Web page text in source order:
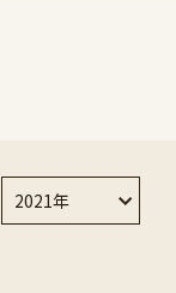
2021年